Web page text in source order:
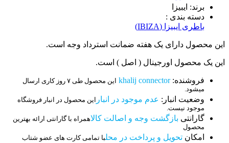
برند: ایبیزا
دسته بندی :
باطری ایبیزا (IBIZA)
این محصول دارای یک هفته ضمانت استرداد وجه است.
این یک محصول اورجینال ( اصل ) است.
فروشنده:khalij connector این محصول طی ۷ روز کاری ارسال
میشود.
وضعیت انبار: عدم موجود در انبار این محصول در انبار فروشگاه
موجود نیست.
گارانتی بازگشت وجه و اصالت کالاهمراه با گارانتی ارائه بهترین
محصول
امکان تحویل و پرداخت در محلبا تمامی کارت های عضو شتاب